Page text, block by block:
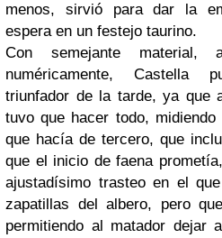
menos, sirvió para dar la
espera en un festejo taurino.
Con semejante material,
numéricamente, Castella
triunfador de la tarde, ya que
tuvo que hacer todo,
que hacía de tercero, que
que el inicio de faena
ajustadísimo trasteo en el
zapatillas del albero, pero
permitiendo al matador dejar